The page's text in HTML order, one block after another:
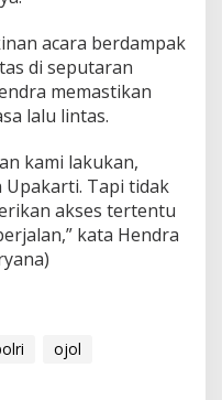
acara berdampak
di seputaran
memastikan
lalu lintas.
kami lakukan,
Tapi tidak
akses tertentu
kata Hendra
ojol